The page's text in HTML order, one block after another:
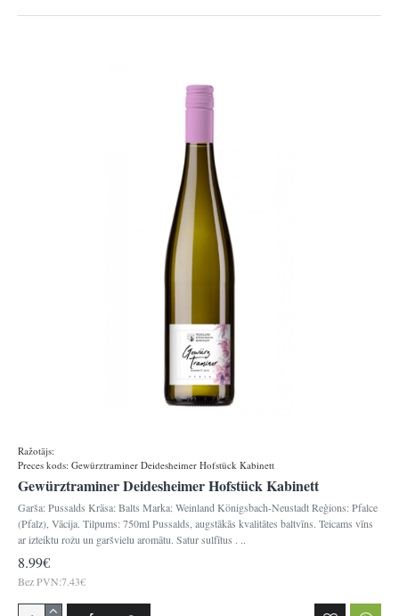
Ražotājs:
Preces kods: Gewürztraminer Deidesheimer Hofstück Kabinett
Gewürztraminer Deidesheimer Hofstück Kabinett
Garša: Pussalds Krāsa: Balts Marka: Weinland Königsbach-Neustadt Reģions: Pfalce
(Pfalz), Vācija. Tilpums: 750ml Pussalds, augstākās kvalitātes baltvīns. Teicams vīns
ar izteiktu rožu un garšvielu aromātu. Satur sulfītus . ..
8.99€
Bez PVN:7.43€